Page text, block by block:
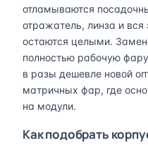
отламываются
отражатель, линза и
остаются целыми.
полностью рабочую
в разы дешевле новой
матричных фар, где
на модули.
Как подобрать